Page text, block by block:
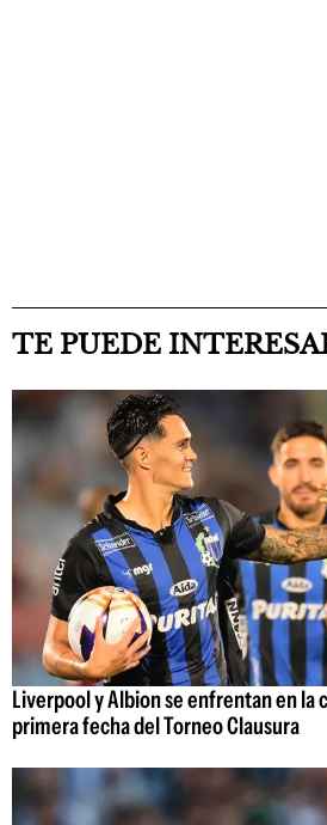
TE PUEDE
Liverpool y Albion se enfrentan en la
primera fecha del Torneo Clausura